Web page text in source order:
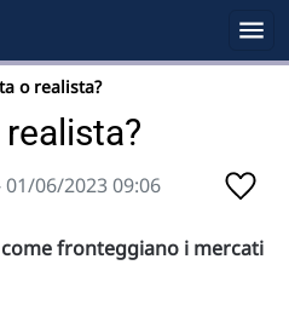
o realista?
01/06/2023 09:06
fronteggiano i mercati